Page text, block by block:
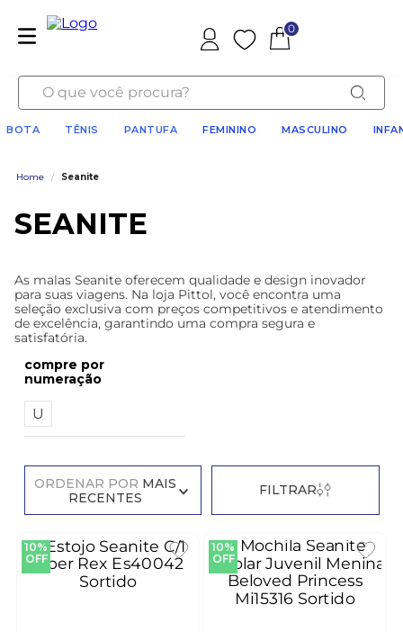
Favoritos
0
O que você procura?
BOTA TÊNIS PANTUFA FEMININO MASCULINO
Home / Seanite
SEANITE
As malas Seanite oferecem qualidade e design inovador
para suas viagens. Na loja Pittol, você encontra uma
seleção exclusiva com preços competitivos e atendimento
de excelência, garantindo uma compra segura e
satisfatória.
numeração
U
ORDENAR POR MAIS
RECENTES
FILTRAR
10%
OFF
10%
OFF